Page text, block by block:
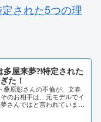
された5つの理
多屋来夢⁈特定された
た！
桑原彰さんの不倫が、文春
のお相手は、元モデルでイ
さんではと言われていま